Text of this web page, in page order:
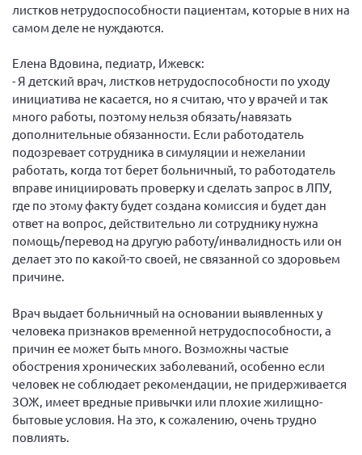
листков нетрудоспособности пациентам, которые в них на
самом деле не нуждаются.
Елена Вдовина, педиатр, Ижевск:
- Я детский врач, листков нетрудоспособности по уходу
инициатива не касается, но я считаю, что у врачей и так
много работы, поэтому нельзя обязать/навязать
дополнительные обязанности. Если работодатель
подозревает сотрудника в симуляции и нежелании
работать, когда тот берет больничный, то работодатель
вправе инициировать проверку и сделать запрос в ЛПУ,
где по этому факту будет создана комиссия и будет дан
ответ на вопрос, действительно ли сотруднику нужна
помощь/перевод на другую работу/инвалидность или он
делает это по какой-то своей, не связанной со здоровьем
причине.
Врач выдает больничный на основании выявленных у
человека признаков временной нетрудоспособности, а
причин ее может быть много. Возможны частые
обострения хронических заболеваний, особенно если
человек не соблюдает рекомендации, не придерживается
ЗОЖ, имеет вредные привычки или плохие жилищно-
бытовые условия. На это, к сожалению, очень трудно
повлиять.